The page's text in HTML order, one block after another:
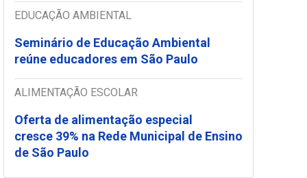
EDUCAÇÃO AMBIENTAL
Seminário de Educação Ambiental
reúne educadores em São Paulo
ALIMENTAÇÃO ESCOLAR
Oferta de alimentação especial
cresce 39% na Rede Municipal de Ensino
de São Paulo